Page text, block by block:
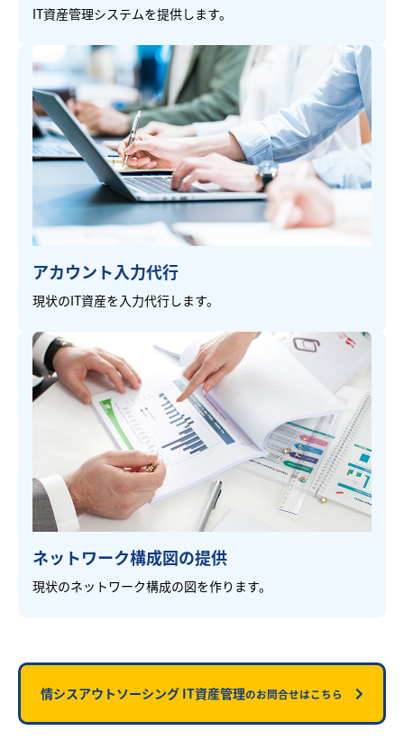
IT資産管理システムを提供します。
アカウント入力代行
現状のIT資産を入力代行します。
ネットワーク構成図の提供
現状のネットワーク構成の図を作ります。
情シスアウトソーシング IT資産管理のお問合せはこちら